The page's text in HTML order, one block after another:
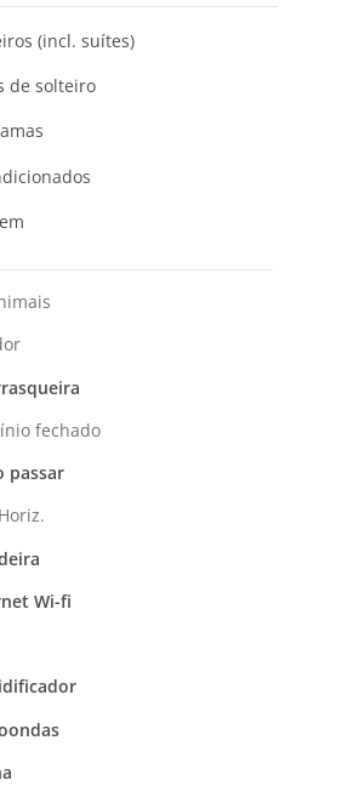
(incl. suítes)
de solteiro
fechado
passar
Wi-fi